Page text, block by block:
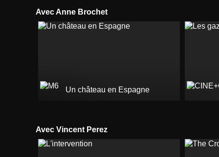
Avec Anne Brochet
Un château en Espagne
Avec Vincent Perez